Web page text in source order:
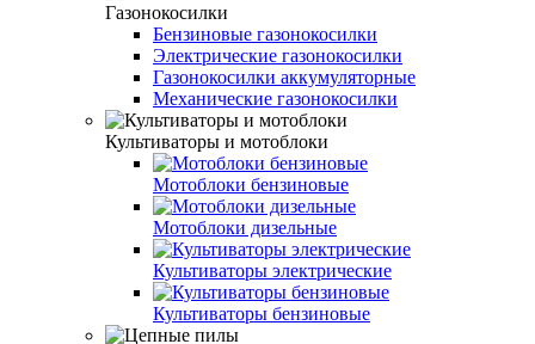
Газонокосилки
Бензиновые газонокосилки
Электрические газонокосилки
Газонокосилки аккумуляторные
Механические газонокосилки
Культиваторы и мотоблоки
Мотоблоки бензиновые
Мотоблоки дизельные
Культиваторы электрические
Культиваторы бензиновые